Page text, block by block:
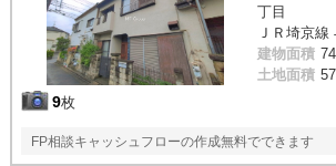
9枚
丁目
ＪＲ埼京
建物面積
土地面積
FP相談キャッシュフローの作成無料でできます